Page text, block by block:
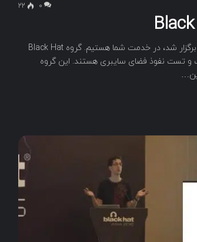
۰ 22
در این بخش با ویدئوهای کنفرانس گروه Black Hat در سال ۲۰۱۶ که در آسیا برگزار شد، در خدمت شما هستیم. گروه Black Hat
و تست نفوذ فضای سایبری هستند. این گروه